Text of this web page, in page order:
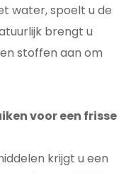
water, spoelt u de
brengt u
stoffen aan om
voor een frisse
krijgt u een